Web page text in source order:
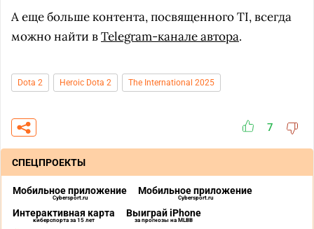
А еще больше контента, посвященного TI, всегда
можно найти вTelegram-канале автора.
Dota 2 Heroic Dota 2 The International 2025
7
СПЕЦПРОЕКТЫ
Мобильное приложение
Cybersport.ru
Мобильное приложение
Cybersport.ru
Интерактивная карта
киберспорта за 15 лет
Выиграй iPhone
за прогнозы на MLBB